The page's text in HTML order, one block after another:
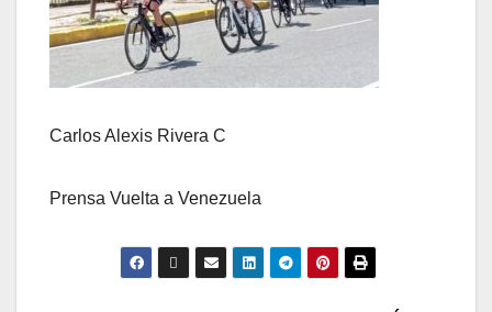
Carlos Alexis Rivera C
Prensa Vuelta a Venezuela